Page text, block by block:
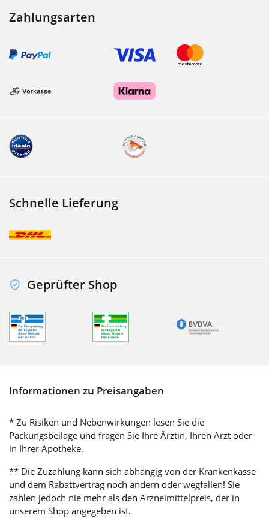
Zahlungsarten
Schnelle Lieferung
Geprüfter Shop
Informationen zu Preisangaben
* Zu Risiken und Nebenwirkungen lesen Sie die
Packungsbeilage und fragen Sie Ihre Ärztin, Ihren Arzt oder
in Ihrer Apotheke.
** Die Zuzahlung kann sich abhängig von der Krankenkasse
und dem Rabattvertrag noch ändern oder wegfallen! Sie
zahlen jedoch nie mehr als den Arzneimittelpreis, der in
unserem Shop angegeben ist.